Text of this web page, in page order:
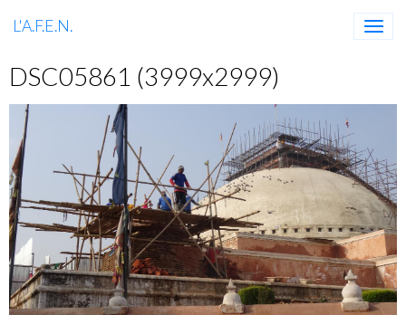
L'A.F.E.N.
DSC05861 (3999x2999)